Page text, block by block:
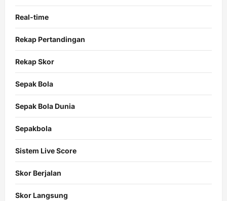
Real-time
Rekap Pertandingan
Rekap Skor
Sepak Bola
Sepak Bola Dunia
Sepakbola
Sistem Live Score
Skor Berjalan
Skor Langsung